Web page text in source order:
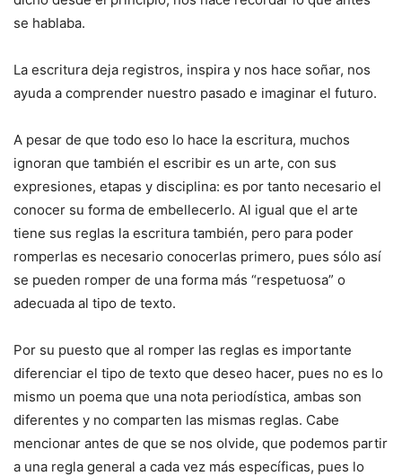
se hablaba.
La escritura deja registros, inspira y nos hace soñar, nos
ayuda a comprender nuestro pasado e imaginar el futuro.
A pesar de que todo eso lo hace la escritura, muchos
ignoran que también el escribir es un arte, con sus
expresiones, etapas y disciplina: es por tanto necesario el
conocer su forma de embellecerlo. Al igual que el arte
tiene sus reglas la escritura también, pero para poder
romperlas es necesario conocerlas primero, pues sólo así
se pueden romper de una forma más “respetuosa” o
adecuada al tipo de texto.
Por su puesto que al romper las reglas es importante
diferenciar el tipo de texto que deseo hacer, pues no es lo
mismo un poema que una nota periodística, ambas son
diferentes y no comparten las mismas reglas. Cabe
mencionar antes de que se nos olvide, que podemos partir
a una regla general a cada vez más específicas, pues lo